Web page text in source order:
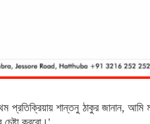
প্রতিক্রিয়ায় শান্তনু ঠাকুর জানান, আমি